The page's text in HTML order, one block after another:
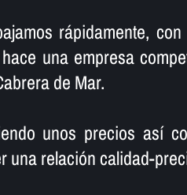
rápidamente,
una empresa
de Mar.
unos precios así­
una relación calidad-